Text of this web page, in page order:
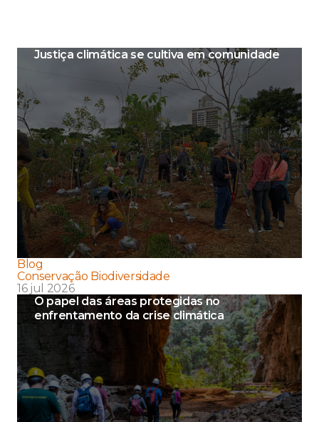
Justiça climática se cultiva em comunidade
Blog
Conservação Biodiversidade
16 jul 2026
O papel das áreas protegidas no
enfrentamento da crise climática